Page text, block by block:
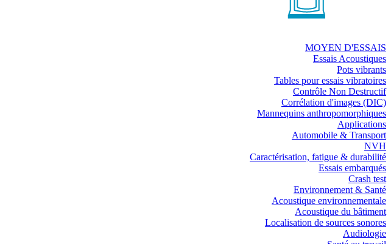
MOYEN D'ESSAIS
Essais Acoustiques
Pots vibrants
Tables pour essais vibratoires
Contrôle Non Destructif
Corrélation d'images (DIC)
Mannequins anthropomorphiques
Applications
Automobile & Transport
NVH
Caractérisation, fatigue & durabilité
Essais embarqués
Crash test
Environnement & Santé
Acoustique environnementale
Acoustique du bâtiment
Localisation de sources sonores
Audiologie